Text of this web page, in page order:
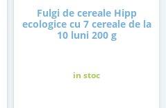
Fulgi de cereale Hipp
ecologice cu 7 cereale de la
10 luni 200 g
in stoc